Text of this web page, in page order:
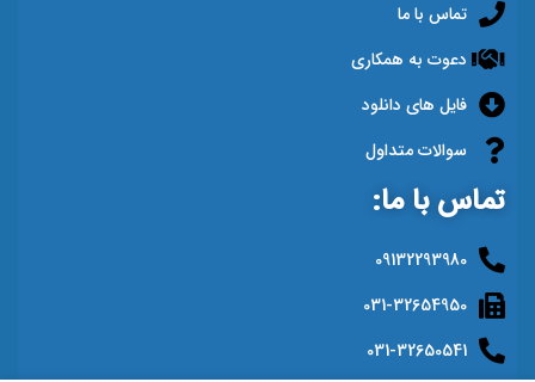
تماس با ما
دعوت به همکاری
فایل های دانلود
سوالات متداول
تماس با ما:
09132293980
031-32654950
031-32650541